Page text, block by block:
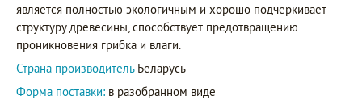
является полностью экологичным и хорошо подчеркивает
структуру древесины, способствует предотвращению
проникновения грибка и влаги.
Страна производитель Беларусь
Форма поставки: в разобранном виде